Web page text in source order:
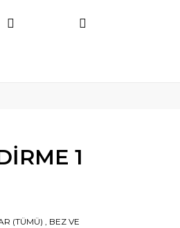
1
(TÜMÜ) , BEZ VE